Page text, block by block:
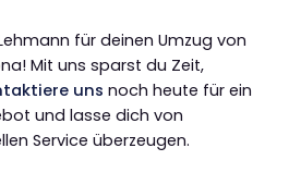
für deinen Umzug von
Mit uns sparst du Zeit,
uns noch heute für ein
und lasse dich von
Service überzeugen.